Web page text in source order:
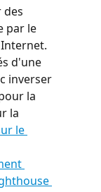
des
par le
d'une
inverser
la
la
le